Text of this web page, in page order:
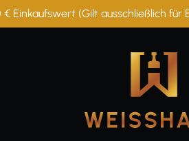
Einkaufswert (Gilt ausschließlich